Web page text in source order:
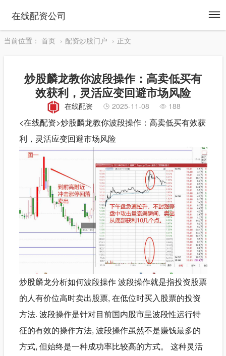
在线配资公司
当前位置： 首页 配资炒股门户 正文
炒股麟龙教你波段操作：高卖低买有
效获利，灵活应变回避市场风险
在线配资 2025-11-08 188
<在线配资>炒股麟龙教你波段操作：高卖低买有效获
利，灵活应变回避市场风险
炒股麟龙分析如何波段操作 波段操作就是指投资股票
的人有价位高时卖出股票, 在低位时买入股票的投资
方法. 波段操作是针对目前国内股市呈波段性运行特
征的有效的操作方法, 波段操作虽然不是赚钱最多的
方式, 但始终是一种成功率比较高的方式。 这种灵活